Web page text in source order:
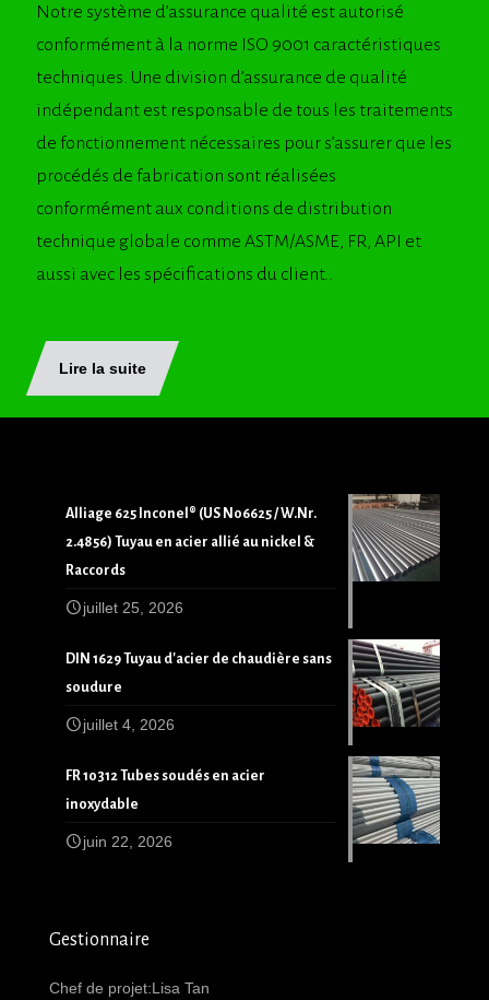
Notre système d’assurance qualité est autorisé
conformément à la norme ISO 9001 caractéristiques
techniques. Une division d’assurance de qualité
indépendant est responsable de tous les traitements
de fonctionnement nécessaires pour s’assurer que les
procédés de fabrication sont réalisées
conformément aux conditions de distribution
technique globale comme ASTM/ASME, FR, API et
aussi avec les spécifications du client..
Lire la suite
Alliage 625 Inconel® (US N06625 / W.Nr.
2.4856) Tuyau en acier allié au nickel &
Raccords
juillet 25, 2026
DIN 1629 Tuyau d'acier de chaudière sans
soudure
juillet 4, 2026
FR 10312 Tubes soudés en acier
inoxydable
juin 22, 2026
Gestionnaire
Chef de projet:Lisa Tan